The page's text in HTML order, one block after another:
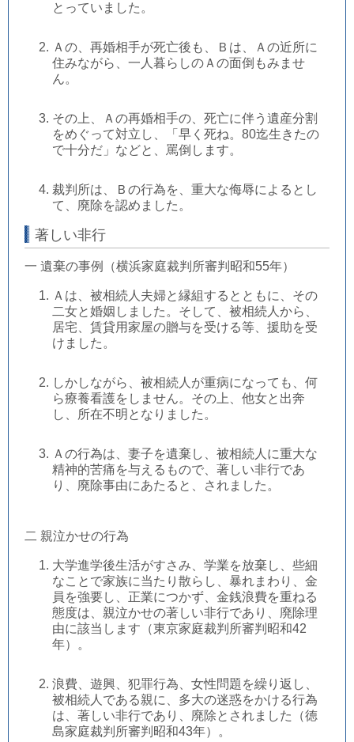
とっていました。
Ａの、再婚相手が死亡後も、Ｂは、Ａの近所に
住みながら、一人暮らしのＡの面倒もみませ
ん。
その上、Ａの再婚相手の、死亡に伴う遺産分割
をめぐって対立し、「早く死ね。80迄生きたの
で十分だ」などと、罵倒します。
裁判所は、Ｂの行為を、重大な侮辱によるとし
て、廃除を認めました。
著しい非行
一 遺棄の事例（横浜家庭裁判所審判昭和55年）
Ａは、被相続人夫婦と縁組するとともに、その
二女と婚姻しました。そして、被相続人から、
居宅、賃貸用家屋の贈与を受ける等、援助を受
けました。
しかしながら、被相続人が重病になっても、何
ら療養看護をしません。その上、他女と出奔
し、所在不明となりました。
Ａの行為は、妻子を遺棄し、被相続人に重大な
精神的苦痛を与えるもので、著しい非行であ
り、廃除事由にあたると、されました。
二 親泣かせの行為
大学進学後生活がすさみ、学業を放棄し、些細
なことで家族に当たり散らし、暴れまわり、金
員を強要し、正業につかず、金銭浪費を重ねる
態度は、親泣かせの著しい非行であり、廃除理
由に該当します（東京家庭裁判所審判昭和42
年）。
浪費、遊興、犯罪行為、女性問題を繰り返し、
被相続人である親に、多大の迷惑をかける行為
は、著しい非行であり、廃除とされました（徳
島家庭裁判所審判昭和43年）。